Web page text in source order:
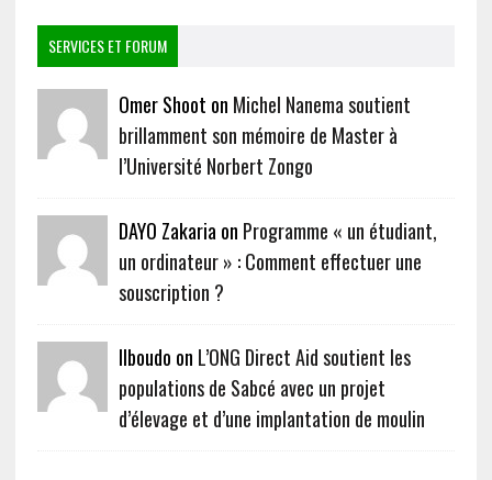
SERVICES ET FORUM
Omer Shoot on Michel Nanema soutient
brillamment son mémoire de Master à
l’Université Norbert Zongo
DAYO Zakaria on Programme « un étudiant,
un ordinateur » : Comment effectuer une
souscription ?
Ilboudo on L’ONG Direct Aid soutient les
populations de Sabcé avec un projet
d’élevage et d’une implantation de moulin